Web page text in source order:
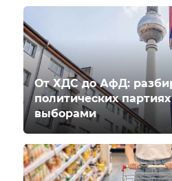
От ХДС до АфД:
политических
выборами